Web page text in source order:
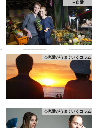
－自愛
◇恋愛がうまくいくコラム
◇恋愛がうまくいくコラム